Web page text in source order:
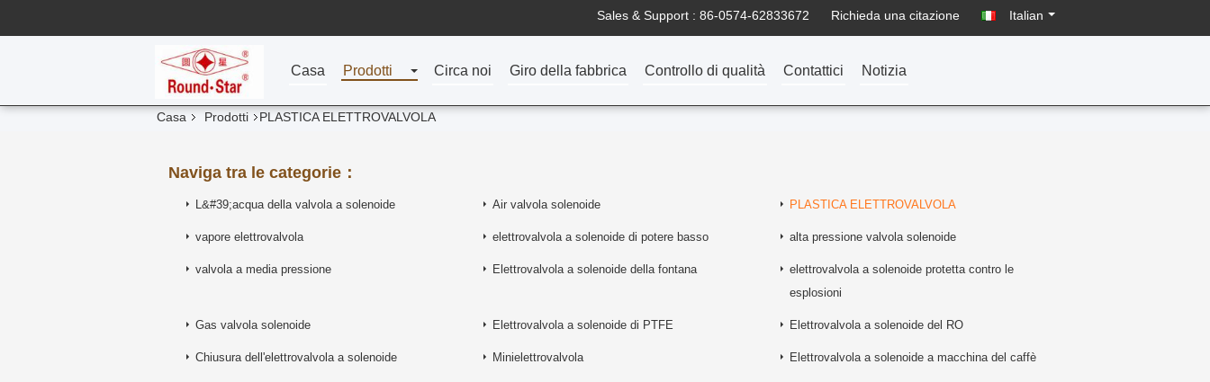
Sales & Support : 86-0574-62833672 Richieda una citazione Italian
Casa Prodotti Circa noi Giro della fabbrica Controllo di qualità Contattici Notizia
Casa Prodotti PLASTICA ELETTROVALVOLA
Naviga tra le categorie：
L&#39;acqua della valvola a solenoide Air valvola solenoide PLASTICA ELETTROVALVOLA
vapore elettrovalvola elettrovalvola a solenoide di potere basso alta pressione valvola solenoide
valvola a media pressione Elettrovalvola a solenoide della fontana
elettrovalvola a solenoide protetta contro le
esplosioni
Gas valvola solenoide Elettrovalvola a solenoide di PTFE Elettrovalvola a solenoide del RO
Chiusura dell'elettrovalvola a solenoide Minielettrovalvola Elettrovalvola a solenoide a macchina del caffè